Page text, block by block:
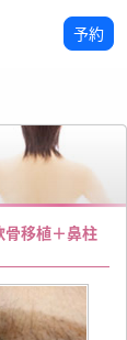
予約
骨移植＋鼻柱